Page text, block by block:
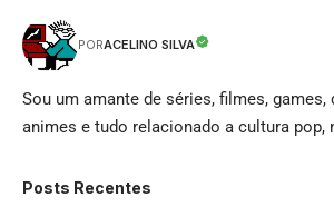
PORACELINO SILVA
Sou um amante de séries, filmes, games,
animes e tudo relacionado a cultura pop,
Posts Recentes